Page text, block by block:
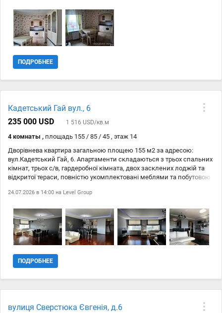
придбати цю затишну квартиру в спальному районі Києва!
ПОДРОБНЕЕ
Кадетський Гай вул., 6
235 000 USD
1 516 USD/кв.м
4 комнаты , площадь 155 / 85 / 45 , этаж 14
Дворівнева квартира загальною площею 155 м2 за адресою:
вул.Кадетський Гай, 6. Апартаменти складаються з трьох спальних
кімнат, трьох с/в, гардеробної кімната, двох засклених лоджій та
відкритої тераси, повністю укомплектовані меблями та побутовою
також встановлена автономна система опалення. На першому
гостьова спальня з лоджією, гостьовий с/в, спальня з лоджією та
своїм с/в. На другому рівні розташована господарська спальня зі
своїм с/в, гардеробна та відкрита тераса розрахованою на чотирьох
осіб. При необхідності можливо окремо купити паркомісця в
поруч з будинком супермаркет Новус, безліч ресторанів, повний
комплекс побутових послуг. Також поруч озеро з обладнаними
24.07.2026 в 14:00 на Level Group
ПОДРОБНЕЕ
вулиця Сверстюка Євгенія, д.6